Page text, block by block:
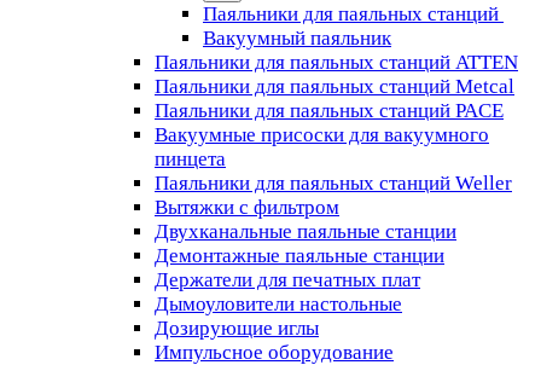
Паяльники для паяльных станций
Вакуумный паяльник
Паяльники для паяльных станций ATTEN
Паяльники для паяльных станций Metcal
Паяльники для паяльных станций PACE
Вакуумные присоски для вакуумного
пинцета
Паяльники для паяльных станций Weller
Вытяжки с фильтром
Двухканальные паяльные станции
Демонтажные паяльные станции
Держатели для печатных плат
Дымоуловители настольные
Дозирующие иглы
Импульсное оборудование